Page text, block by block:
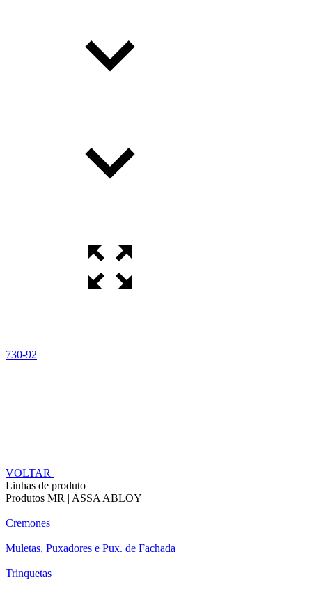
730-92
VOLTAR
Linhas de produto
Produtos MR | ASSA ABLOY
Cremones
Muletas, Puxadores e Pux. de Fachada
Trinquetas